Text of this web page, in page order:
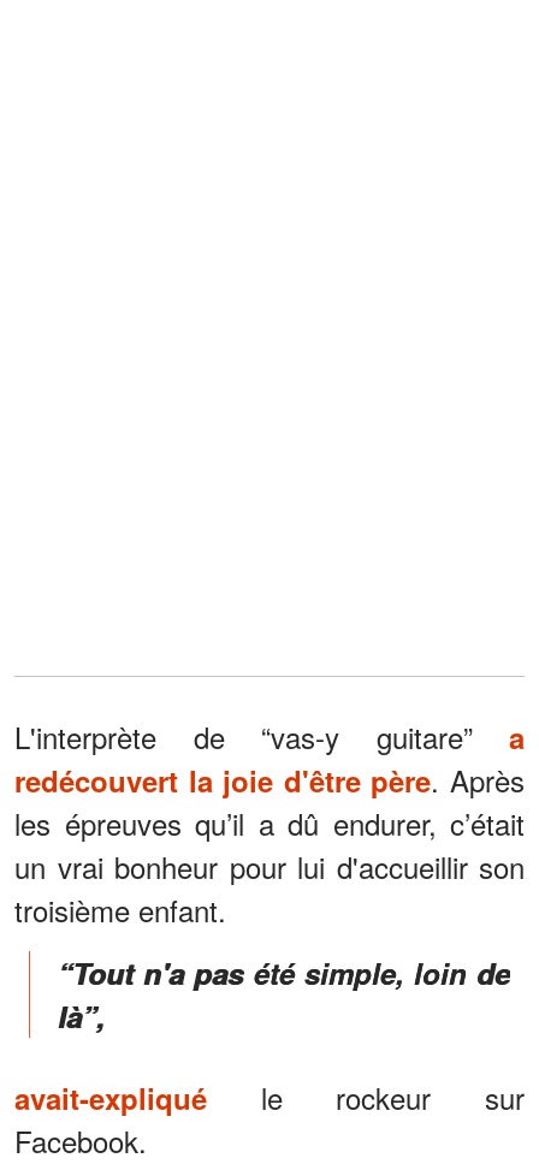
L'interprète de “vas-y guitare” a
redécouvert la joie d'être père. Après
les épreuves qu’il a dû endurer, c’était
un vrai bonheur pour lui d'accueillir son
troisième enfant.
“Tout n'a pas été simple, loin de
là”,
avait-expliqué le rockeur sur
Facebook.